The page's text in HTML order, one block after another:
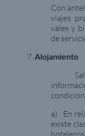
Con
viajes
vales y
de
Alojamiento
Salvo
a) En
existe